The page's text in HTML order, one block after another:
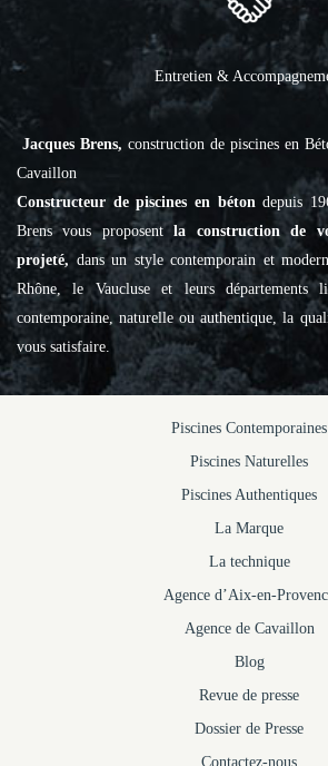
Entretien &
Jacques Brens, construction de piscines en
Cavaillon
Constructeur de piscines en bétondepuis
Brens vous proposentla construction de
projeté, dans un style contemporain et
Rhône, le Vaucluse et leurs départements
contemporaine, naturelle ou authentique, la
vous satisfaire.
Piscines Contemporaines
Piscines Naturelles
Piscines Authentiques
La Marque
La technique
Agence d’Aix-en-
Agence de Cavaillon
Blog
Revue de presse
Dossier de Presse
Contactez-nous